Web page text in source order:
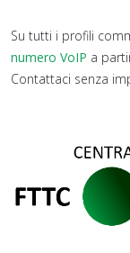
Su tutti i profili
numero VoIP a
Contattaci senza